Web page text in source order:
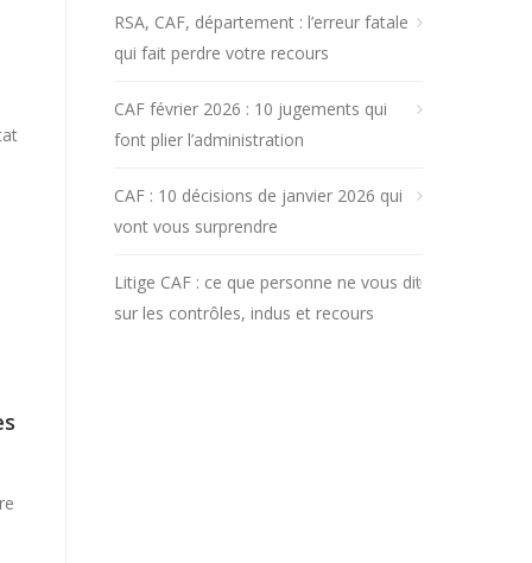
RSA, CAF, département : l’erreur fatale
qui fait perdre votre recours
CAF février 2026 : 10 jugements qui
font plier l’administration
CAF : 10 décisions de janvier 2026 qui
vont vous surprendre
Litige CAF : ce que personne ne vous dit
sur les contrôles, indus et recours